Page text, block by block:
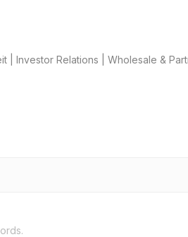
| Investor Relations | Wholesale &